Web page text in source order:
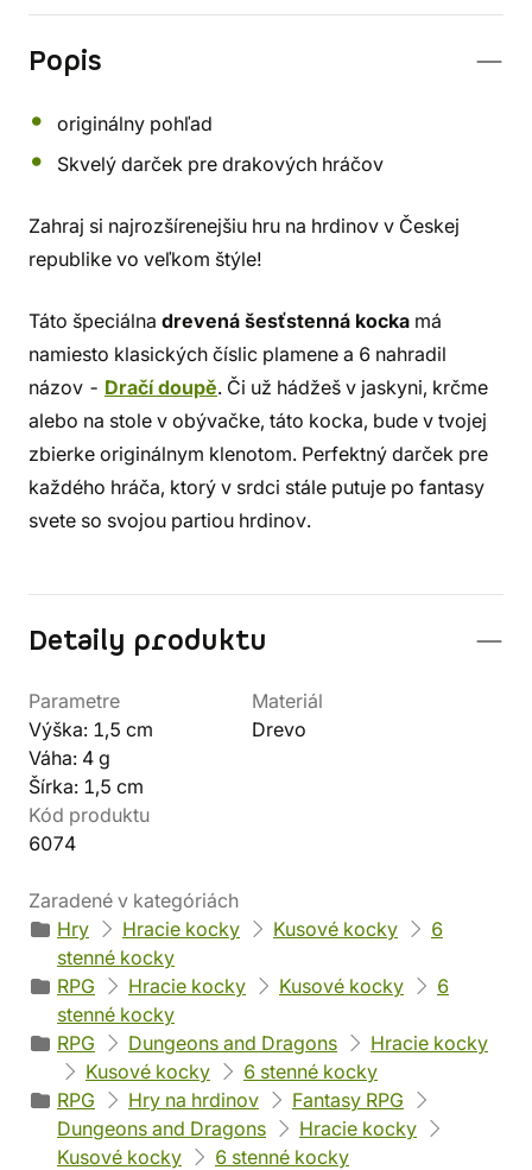
Popis
originálny pohľad
Skvelý darček pre drakových hráčov
Zahraj si najrozšírenejšiu hru na hrdinov v Českej
republike vo veľkom štýle!
Táto špeciálna drevená šesťstenná kocka má
namiesto klasických číslic plamene a 6 nahradil
názov - Dračí doupě. Či už hádžeš v jaskyni, krčme
alebo na stole v obývačke, táto kocka, bude v tvojej
zbierke originálnym klenotom. Perfektný darček pre
každého hráča, ktorý v srdci stále putuje po fantasy
svete so svojou partiou hrdinov.
Detaily produktu
Parametre
Výška: 1,5 cm
Váha: 4 g
Šírka: 1,5 cm
Materiál
Drevo
Kód produktu
6074
Zaradené v kategóriách
Hry
Hracie kocky Kusové kocky
6
stenné kocky
RPG
Hracie kocky Kusové kocky
6
stenné kocky
RPG
Dungeons and Dragons
Hracie kocky
Kusové kocky
6 stenné kocky
RPG
Hry na hrdinov
Fantasy RPG
Dungeons and Dragons
Hracie kocky
Kusové kocky
6 stenné kocky